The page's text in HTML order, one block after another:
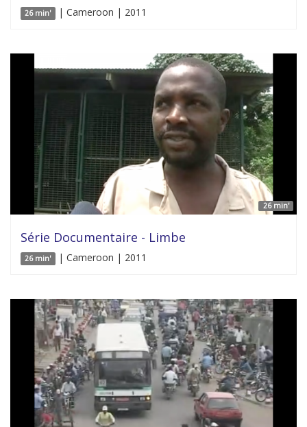
26 min' | Cameroon | 2011
26 min'
Série Documentaire - Limbe
26 min' | Cameroon | 2011